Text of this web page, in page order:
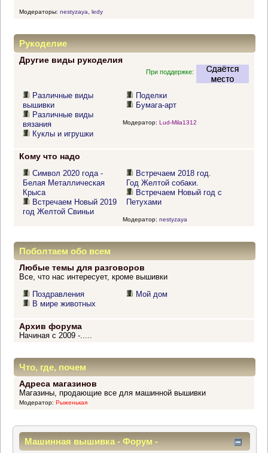
Модераторы: nestyzaya ledy
Рукоделие
Другие виды рукоделия
При поддержке:
Различные виды
вышивки
Различные виды
вязания
Куклы и игрушки
Поделки
Бумага-арт
Модератор: Lud-Mila1312
Кому что надо
Символ 2020 года -
Белая Металлическая
Крыса
Встречаем Новый 2019
год Желтой Свиньи
Встречаем 2018 год.
Год Желтой собаки.
Встречаем Новый год с
Петухами
Модератор: nestyzaya
Поболтаем обо всем
Любые темы для разговоров
Все, что нас интересует, кроме вышивки
Поздравления
В мире животных
Мой дом
Архив форума
Начиная с 2009 -.....
Что, где, почем
Адреса магазинов
Магазины, продающие все для машинной вышивки
Модератор: Рыженькая
Машинная вышивка - Форум -